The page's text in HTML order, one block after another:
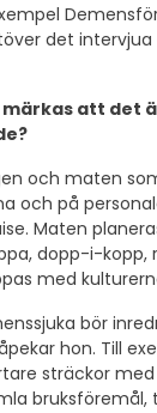
det
att det
och maten
och på
Maten
dopp-i-kopp,
med
bör
hon. Till
sträckor
bruksföremål,